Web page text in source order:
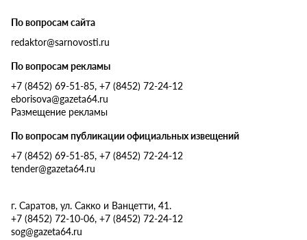
По вопросам сайта
redaktor@sarnovosti.ru
По вопросам рекламы
+7 (8452) 69-51-85, +7 (8452) 72-24-12
eborisova@gazeta64.ru
Размещение рекламы
По вопросам публикации официальных извещений
+7 (8452) 69-51-85, +7 (8452) 72-24-12
tender@gazeta64.ru
г. Саратов, ул. Сакко и Ванцетти, 41.
+7 (8452) 72-10-06, +7 (8452) 72-24-12
sog@gazeta64.ru